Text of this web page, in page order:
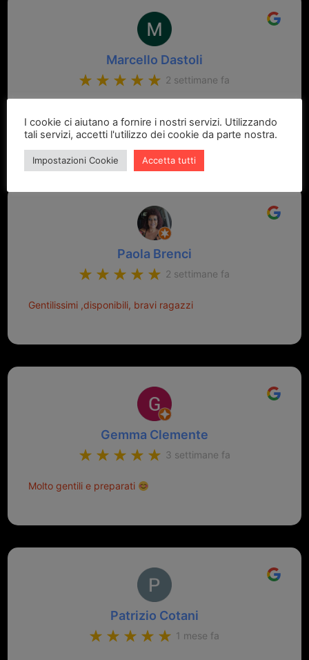
Marcello Dastoli
2 settimane fa
VERO PUNTO DI RIFERIMENTO PER LA ZONA
Paola Brenci
2 settimane fa
Gentilissimi ,disponibili, bravi ragazzi
Gemma Clemente
3 settimane fa
Molto gentili e preparati
Patrizio Cotani
1 mese fa
I cookie ci aiutano a fornire i nostri servizi. Utilizzando
tali servizi, accetti l'utilizzo dei cookie da parte nostra.
Impostazioni Cookie Accetta tutti